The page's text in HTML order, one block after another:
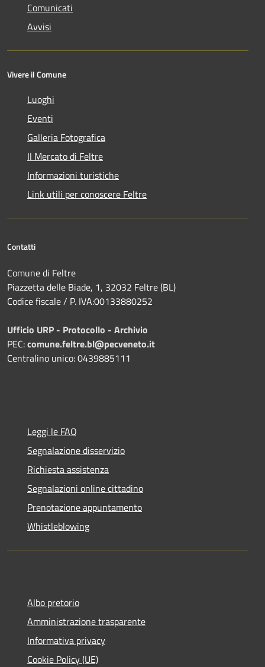
Comunicati
Avvisi
Vivere il Comune
Luoghi
Eventi
Galleria Fotografica
Il Mercato di Feltre
Informazioni turistiche
Link utili per conoscere Feltre
Contatti
Comune di Feltre
Piazzetta delle Biade, 1, 32032 Feltre (BL)
Codice fiscale / P. IVA:00133880252
Ufficio URP - Protocollo - Archivio
PEC:comune.feltre.bl@pecveneto.it
Centralino unico: 0439885111
Leggi le FAQ
Segnalazione disservizio
Richiesta assistenza
Segnalazioni online cittadino
Prenotazione appuntamento
Whistleblowing
Albo pretorio
Amministrazione trasparente
Informativa privacy
Cookie Policy (UE)